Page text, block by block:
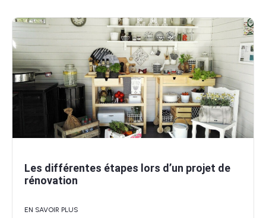
Les différentes étapes lors d’un projet de
rénovation
EN SAVOIR PLUS